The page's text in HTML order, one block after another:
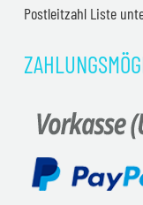
Postleitzahl Liste